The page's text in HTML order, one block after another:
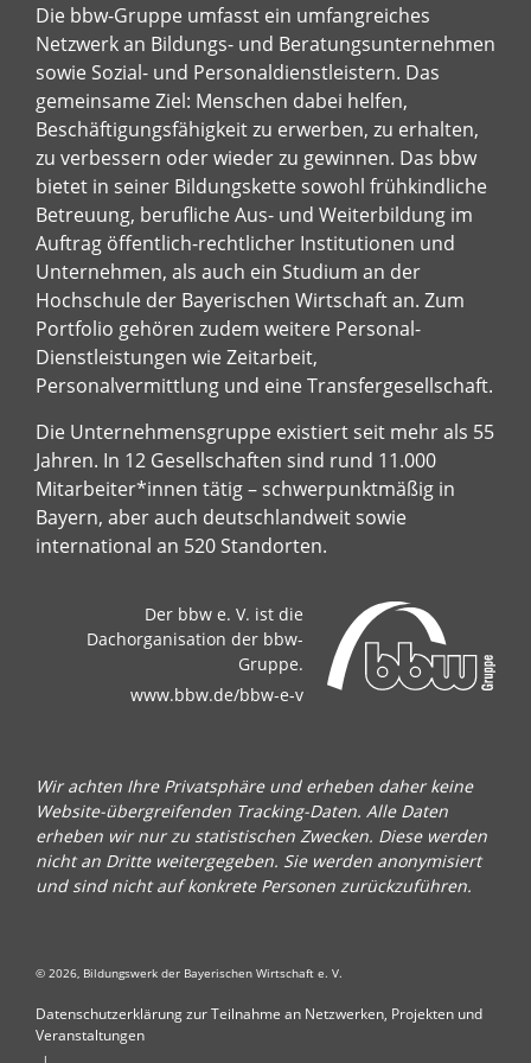
Die bbw-Gruppe umfasst ein umfangreiches
Netzwerk an Bildungs- und Beratungsunternehmen
sowie Sozial- und Personaldienstleistern. Das
gemeinsame Ziel: Menschen dabei helfen,
Beschäftigungsfähigkeit zu erwerben, zu erhalten,
zu verbessern oder wieder zu gewinnen. Das bbw
bietet in seiner Bildungskette sowohl frühkindliche
Betreuung, berufliche Aus- und Weiterbildung im
Auftrag öffentlich-rechtlicher Institutionen und
Unternehmen, als auch ein Studium an der
Hochschule der Bayerischen Wirtschaft an. Zum
Portfolio gehören zudem weitere Personal-
Dienstleistungen wie Zeitarbeit,
Personalvermittlung und eine Transfergesellschaft.
Die Unternehmensgruppe existiert seit mehr als 55
Jahren. In 12 Gesellschaften sind rund 11.000
Mitarbeiter*innen tätig – schwerpunktmäßig in
Bayern, aber auch deutschlandweit sowie
international an 520 Standorten.
Der bbw e. V. ist die
Dachorganisation der bbw-
Gruppe.
www.bbw.de/bbw-e-v
Wir achten Ihre Privatsphäre und erheben daher keine
Website-übergreifenden Tracking-Daten. Alle Daten
erheben wir nur zu statistischen Zwecken. Diese werden
nicht an Dritte weitergegeben. Sie werden anonymisiert
und sind nicht auf konkrete Personen zurückzuführen.
© 2026, Bildungswerk der Bayerischen Wirtschaft e. V.
Datenschutzerklärung zur Teilnahme an Netzwerken, Projekten und
Veranstaltungen